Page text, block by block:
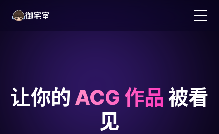
御宅室
让你的 ACG 作品 被看
见